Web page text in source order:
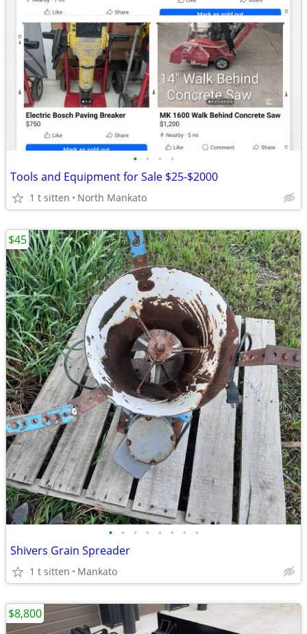
• • • •
Tools and Equipment for Sale $25-$2000
1 t sitten North Mankato
• • • • • • • •
Shivers Grain Spreader
1 t sitten Mankato
$45
$8,800